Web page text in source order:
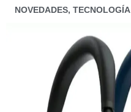
NOVEDADES, TECNOLOGÍA